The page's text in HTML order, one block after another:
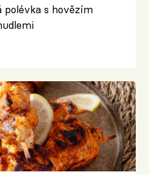
polévka s hovězím